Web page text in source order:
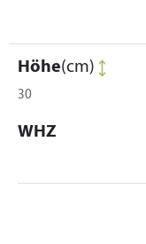
Höhe(cm)
30
WHZ